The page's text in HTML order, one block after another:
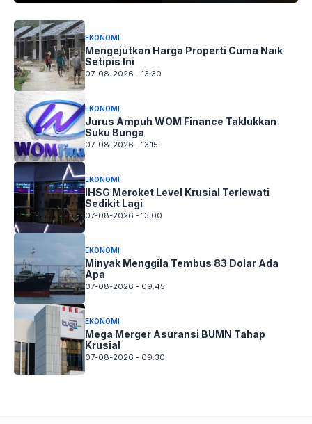
EKONOMI
Mengejutkan Harga Properti Cuma Naik
Setipis Ini
07-08-2026 - 13.30
EKONOMI
Jurus Ampuh WOM Finance Taklukkan
Suku Bunga
07-08-2026 - 13.15
EKONOMI
IHSG Meroket Level Krusial Terlewati
Sedikit Lagi
07-08-2026 - 13.00
EKONOMI
Minyak Menggila Tembus 83 Dolar Ada
Apa
07-08-2026 - 09.45
EKONOMI
Mega Merger Asuransi BUMN Tahap
Krusial
07-08-2026 - 09.30